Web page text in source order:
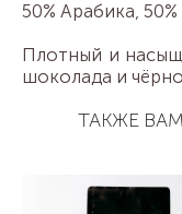
50% Арабика,
Плотный и
шоколада и
ТАКЖЕ